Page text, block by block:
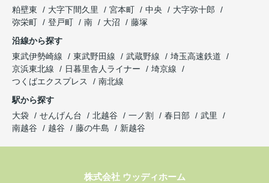
粕壁東
大字下間久里 宮本町 中央
大字弥十郎
弥栄町
登戸町 南 大沼
藤塚
沿線から探す
東武伊勢崎線
東武野田線 武蔵野線
埼玉高速鉄道
京浜東北線
日暮里舎人ライナー
埼京線
つくばエクスプレス
南北線
駅から探す
大袋
せんげん台 北越谷 一ノ割 春日部
武里
南越谷
越谷 藤の牛島 新越谷
株式会社 ウッディホーム